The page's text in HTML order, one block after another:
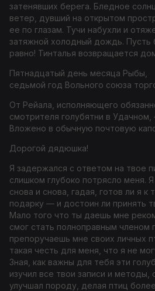
затенявших берега. Бледное
ветер, дувший на открытом
ее по глазам. Тучи набухли и
затяжной холодный дождь. Пусть
равно! Тинталья возвращается
Пятнадцатый день месяца Рыбы,
седьмой год Вольного союза
От Рейала, исполняющего
смотрителя голубятни в
Вложено в обычную почтовую
Дорогой дядюшка!
Я задержался с ответом на твое
слишком глубоко потрясло меня.
снова и снова, гадая, готов ли я к
подарку — и достоин ли принять
Мало того что ты даешь мне реко
смог стать полноправным членом
препоручаешь мне своих личных
такая честь для меня, что я не
Зная, как важны для тебя эти
изучил все твои записи и
улучшал породу, делая птиц